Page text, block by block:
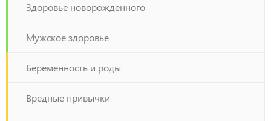
Здоровье новорожденного
Мужское здоровье
Беременность и роды
Вредные привычки